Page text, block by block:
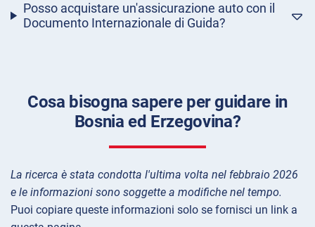
Posso acquistare un'assicurazione auto con il
Documento Internazionale di Guida?
Cosa bisogna sapere per guidare in
Bosnia ed Erzegovina?
La ricerca è stata condotta l'ultima volta nel febbraio 2026
e le informazioni sono soggette a modifiche nel tempo.
Puoi copiare queste informazioni solo se fornisci un link a